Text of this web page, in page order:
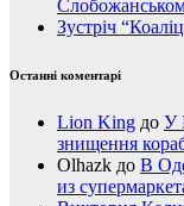
Зустріч
Останні коментарі
Lion King до У
знищення
Olhazk до В
из